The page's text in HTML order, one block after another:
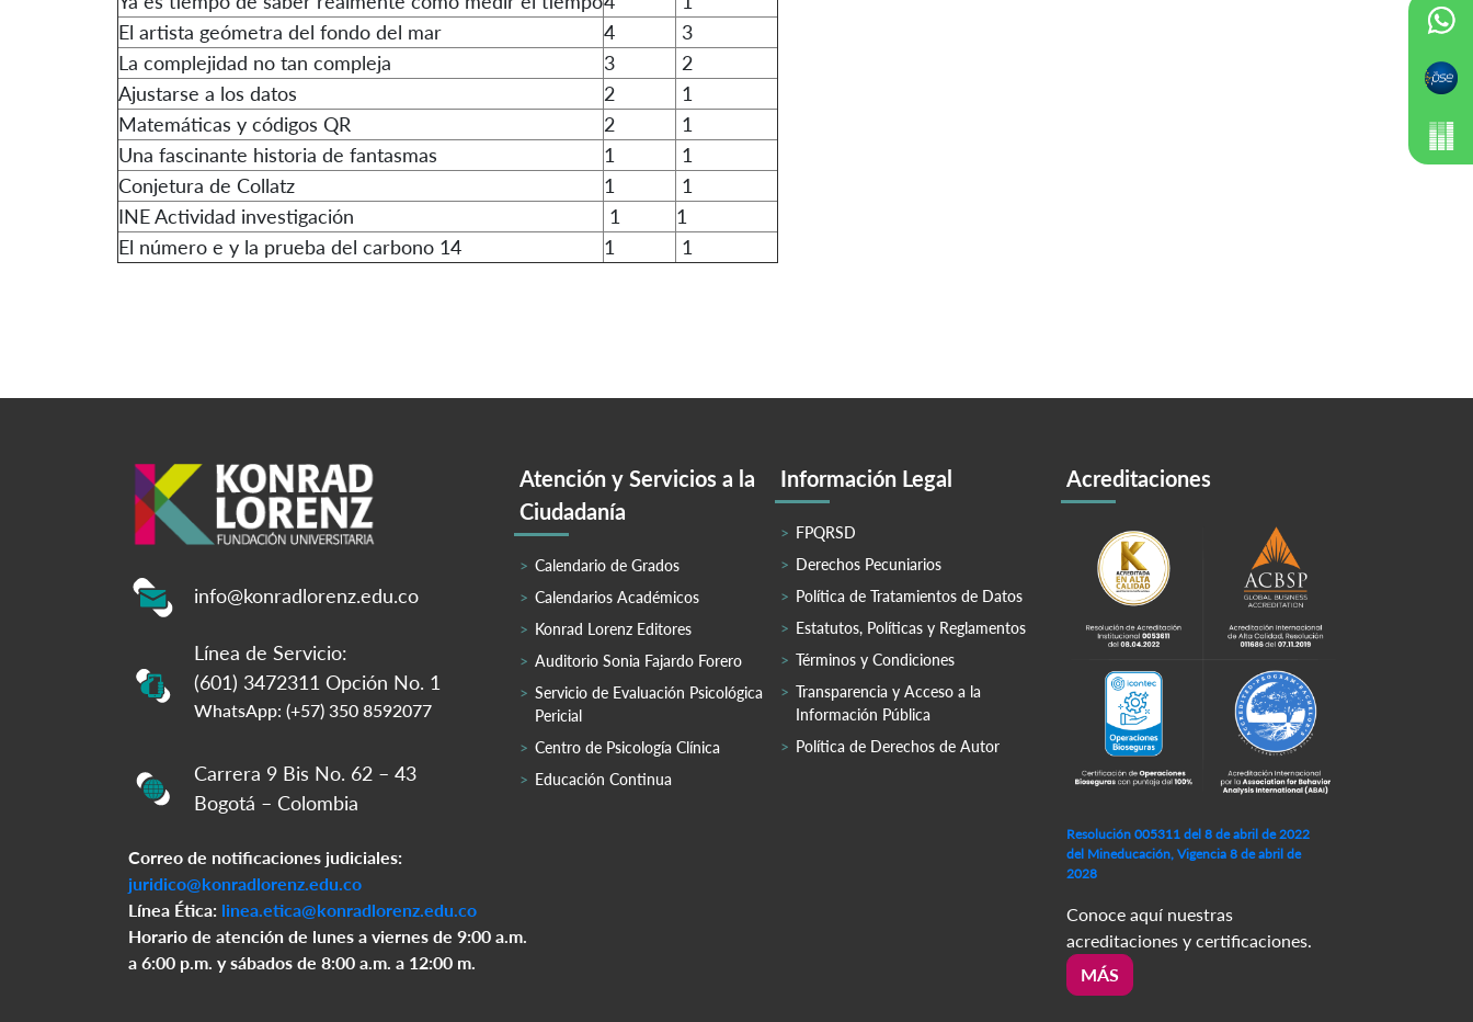
El artista geómetra del fondo del mar
4
3
La complejidad no tan compleja
3
2
Ajustarse a los datos
2
1
Matemáticas y códigos QR
2
1
Una fascinante historia de fantasmas
1
1
Conjetura de Collatz
1
1
INE Actividad investigación
1
1
El número e y la prueba del carbono 14
1 1
info@konradlorenz.edu.co
Línea de Servicio:
(601) 3472311 Opción No. 1
WhatsApp: (+57) 350 8592077
Carrera 9 Bis No. 62 – 43
Bogotá – Colombia
Correo de notificaciones judiciales:
juridico@konradlorenz.edu.co
Línea Ética: linea.etica@konradlorenz.edu.co
Horario de atención de lunes a viernes de 9:00 a.m.
a 6:00 p.m. y sábados de 8:00 a.m. a 12:00 m.
Atención y Servicios a la
Ciudadanía
Calendario de Grados
Calendarios Académicos
Konrad Lorenz Editores
Auditorio Sonia Fajardo Forero
Servicio de Evaluación Psicológica
Pericial
Centro de Psicología Clínica
Educación Continua
Información Legal
FPQRSD
Derechos Pecuniarios
Política de Tratamientos de Datos
Estatutos, Políticas y Reglamentos
Términos y Condiciones
Transparencia y Acceso a la
Información Pública
Política de Derechos de Autor
Acreditaciones
Resolución 005311 del 8 de abril de 2022
del Mineducación, Vigencia 8 de abril de
2028
Conoce aquí nuestras
acreditaciones y certificaciones.
MÁS